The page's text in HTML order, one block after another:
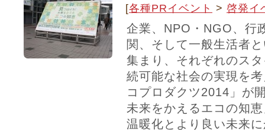
[各種PRイベント > 啓発イ
企業、NPO・NGO、行
関、そして一般生活者
集まり、それぞれのス
続可能な社会の実現を
コプロダクツ2014」が
未来をかえるエコの知
温暖化とより良い未来